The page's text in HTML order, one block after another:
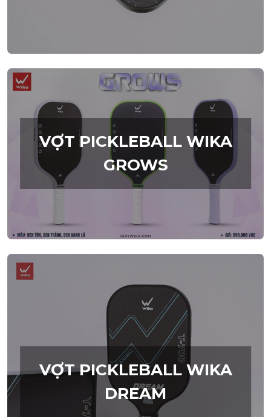
VỢT PICKLEBALL WIKA
GROWS
VỢT PICKLEBALL WIKA
DREAM